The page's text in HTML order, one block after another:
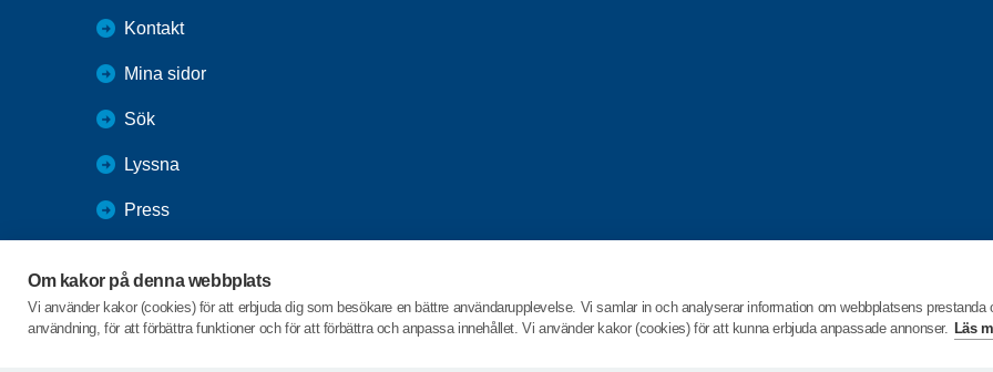
Om kakor på denna webbplats
Vi använder kakor (cookies) för att erbjuda dig som besökare en bättre användarupplevelse. Vi samlar in och analyserar information om webbplatsens prestanda
användning, för att förbättra funktioner och för att förbättra och anpassa innehållet. Vi använder kakor (cookies) för att kunna erbjuda anpassade annonser. Läs
Kontakt
Mina sidor
Sök
Lyssna
Press
SPF Seniorernas intranät